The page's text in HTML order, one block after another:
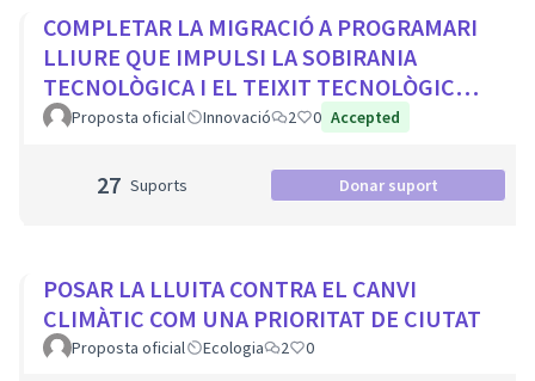
COMPLETAR LA MIGRACIÓ A PROGRAMARI
LLIURE QUE IMPULSI LA SOBIRANIA
TECNOLÒGICA I EL TEIXIT TECNOLÒGIC
LOCAL
Proposta oficial Innovació 2 0 Accepted
27 Suports Donar suport
POSAR LA LLUITA CONTRA EL CANVI
CLIMÀTIC COM UNA PRIORITAT DE CIUTAT
Proposta oficial Ecologia 2 0